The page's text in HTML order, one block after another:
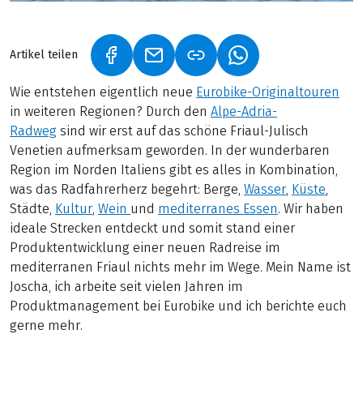
Artikel teilen (LINK ÖFFNET IN NEUEM TAB)
(LINK ÖFFNET IN NEUEM TAB)
(LINK ÖFFNET IN
Wie entstehen eigentlich neue Eurobike-Originaltouren
in weiteren Regionen? Durch den Alpe-Adria-
Radweg sind wir erst auf das schöne Friaul-Julisch
Venetien aufmerksam geworden. In der wunderbaren
Region im Norden Italiens gibt es alles in Kombination,
was das Radfahrerherz begehrt: Berge, Wasser, Küste,
Städte, Kultur, Wein und mediterranes Essen. Wir haben
ideale Strecken entdeckt und somit stand einer
Produktentwicklung einer neuen Radreise im
mediterranen Friaul nichts mehr im Wege. Mein Name ist
Joscha, ich arbeite seit vielen Jahren im
Produktmanagement bei Eurobike und ich berichte euch
gerne mehr.